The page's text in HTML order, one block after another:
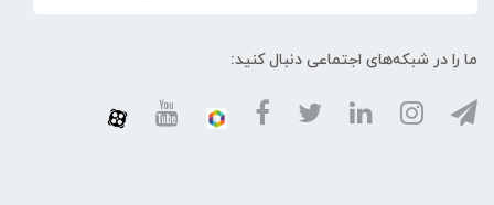
ما را در شبکه‌های اجتماعی دنبال کنید: